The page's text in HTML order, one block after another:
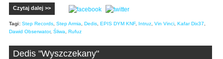
Czytaj dalej >>
Tagi: Step Records Step Armia Dedis EPIS DYM KNF, Intruz Vin Vinci Kafar Dix37
Dawid Obserwator, Śliwa Rufuz
Dedis "Wyszczekany"